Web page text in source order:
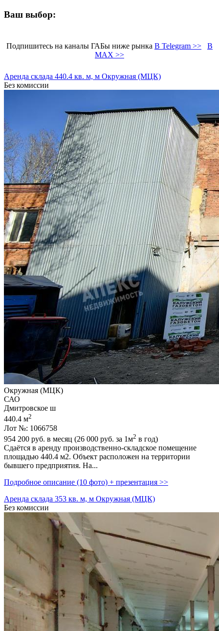
Ваш выбор:
Подпишитесь на каналы ГАБы ниже рынка В Telegram >>
В
MAX >>
Аренда склада 440.4 кв. м, м Окружная (МЦК)
Без комиссии
Окружная (МЦК)
САО
Дмитровское ш
440.4 м2
Лот №: 1066758
954 200 руб. в месяц (26 000 руб. за 1м2 в год)
Сдаётся в аренду производственно-складское помещение
площадью 440.4 м2. Объект расположен на территории
бывшего предприятия. На...
Подробное описание (10 фото) + презентация >>
Аренда склада 353 кв. м, м Окружная (МЦК)
Без комиссии